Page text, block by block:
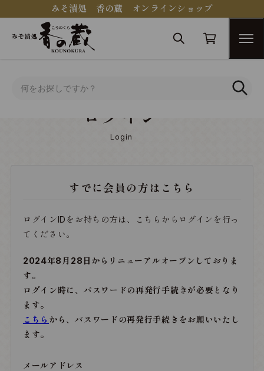
みそ漬処 香の蔵 オンラインショップ
ログイン
Login
すでに会員の方はこちら
ログインIDをお持ちの方は、こちらからログインを行っ
てください。
2024年8月28日からリニューアルオープンしておりま
す。
ログイン時に、パスワードの再発行手続きが必要となり
ます。
こちら から、パスワードの再発行手続きをお願いいたし
ます。
メールアドレス